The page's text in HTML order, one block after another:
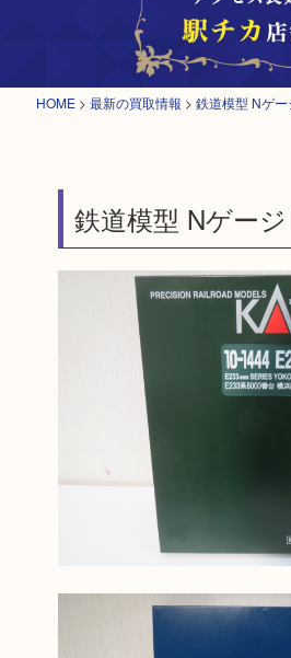
HOME > 最新の買取情報 > 鉄道模型 Nゲ
鉄道模型 Nゲー